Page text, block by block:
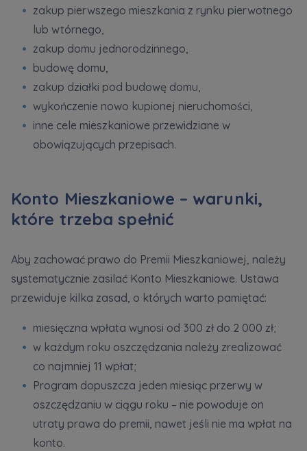
zakup pierwszego mieszkania z rynku pierwotnego
lub wtórnego,
zakup domu jednorodzinnego,
budowę domu,
zakup działki pod budowę domu,
wykończenie nowo kupionej nieruchomości,
inne cele mieszkaniowe przewidziane w
obowiązujących przepisach.
Konto Mieszkaniowe – warunki,
które trzeba spełnić
Aby zachować prawo do Premii Mieszkaniowej, należy
systematycznie zasilać Konto Mieszkaniowe. Ustawa
przewiduje kilka zasad, o których warto pamiętać:
miesięczna wpłata wynosi od 300 zł do 2 000 zł;
w każdym roku oszczędzania należy zrealizować
co najmniej 11 wpłat;
Program dopuszcza jeden miesiąc przerwy w
oszczędzaniu w ciągu roku – nie powoduje on
utraty prawa do premii, nawet jeśli nie ma wpłat na
konto.